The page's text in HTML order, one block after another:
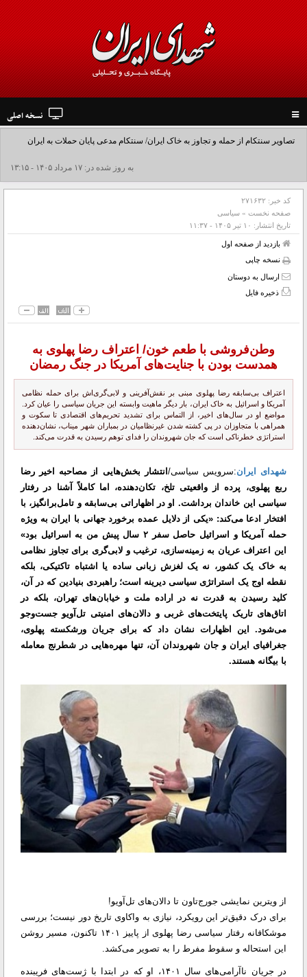
navigation
نسخه اصلی
تصاویر سنتکام از حمله و تجاوز به خاک ایران/ سنتکام مدعی پایان حملات به ایران
شد+فیلم به روز شده در: ۱۷ مرداد ۱۴۰۵ - ۱۳:۱۵
کد خبر: ۲۷۱۶۳۲
صفحه نخست » سیاسی
تاریخ انتشار: ۱۰ تير ۱۴۰۵ - ۱۱:۳۷
بازدید از صفحه اول
نسخه چاپی
ارسال به دوستان
ذخیره فایل
وطن‌فروشی با طعم خون/ اعتراف رضا پهلوی به
همدست بودن با جنایت‌های آمریکا در جنگ رمضان
اعتراف بی‌سابقه رضا پهلوی مبنی بر نقش‌آفرینی و لابی‌گری‌اش برای حمله نظامی
آمریکا و اسرائیل به خاک ایران، بار دیگر ماهیت وابسته این جریان سیاسی را عیان کرد.
مواضع او در سال‌های اخیر، از التماس برای تشدید تحریم‌های اقتصادی تا سکوت و
همراهی با متجاوزان در پی کشته شدن غیرنظامیان در بمباران شهر میناب، نشان‌دهنده
استراتژی خطرناکی است که جان شهروندان را فدای توهم رسیدن به قدرت می‌کند.
شهدای ایران:سرویس سیاسی/ انتشار بخش‌هایی از مصاحبه اخیر رضا
ربع پهلوی، پرده از واقعیتی تلخ، تکان‌دهنده، اما کاملاً آشنا در رفتار
سیاسی این خاندان برداشت. او در اظهاراتی بی‌سابقه و تامل‌برانگیز، با
افتخار ادعا می‌کند: «یکی از دلایل عمده برخورد جهانی با ایران به ویژه
حمله آمریکا و اسرائیل حاصل سفر ۲ سال پیش من به اسرائیل بود»
این اعتراف عریان به زمینه‌سازی، ترغیب و لابی‌گری برای تجاوز نظامی
به خاک یک کشور، نه یک لغزش زبانی ساده یا اشتباه تاکتیکی، بلکه
نقطه اوج یک استراتژی سیاسی دیرینه است؛ راهبردی بنیادین که در آن،
کلید رسیدن به قدرت نه در اراده ملت و خیابان‌های تهران، بلکه در
اتاق‌های تاریک پایتخت‌های غربی و دالان‌های امنیتی تل‌آویو جست‌و‌جو
می‌شود. این اظهارات نشان داد که برای جریان ورشکسته پهلوی،
جغرافیای ایران و جان شهروندان آن، تنها مهره‌هایی در شطرنج معامله
با بیگانه هستند.
از ویترین نمایشی جورج‌تاون تا دالان‌های تل‌آویو!
برای درک دقیق‌تر این رویکرد، نیازی به واکاوی تاریخ دور نیست؛ بررسی
موشکافانه رفتار سیاسی رضا پهلوی از پاییز ۱۴۰۱ تاکنون، مسیر روشن
این استحاله و سقوط مفرط را به تصویر می‌کشد.
در جریان ناآرامی‌های سال ۱۴۰۱، او که در ابتدا با ژست‌های فریبنده